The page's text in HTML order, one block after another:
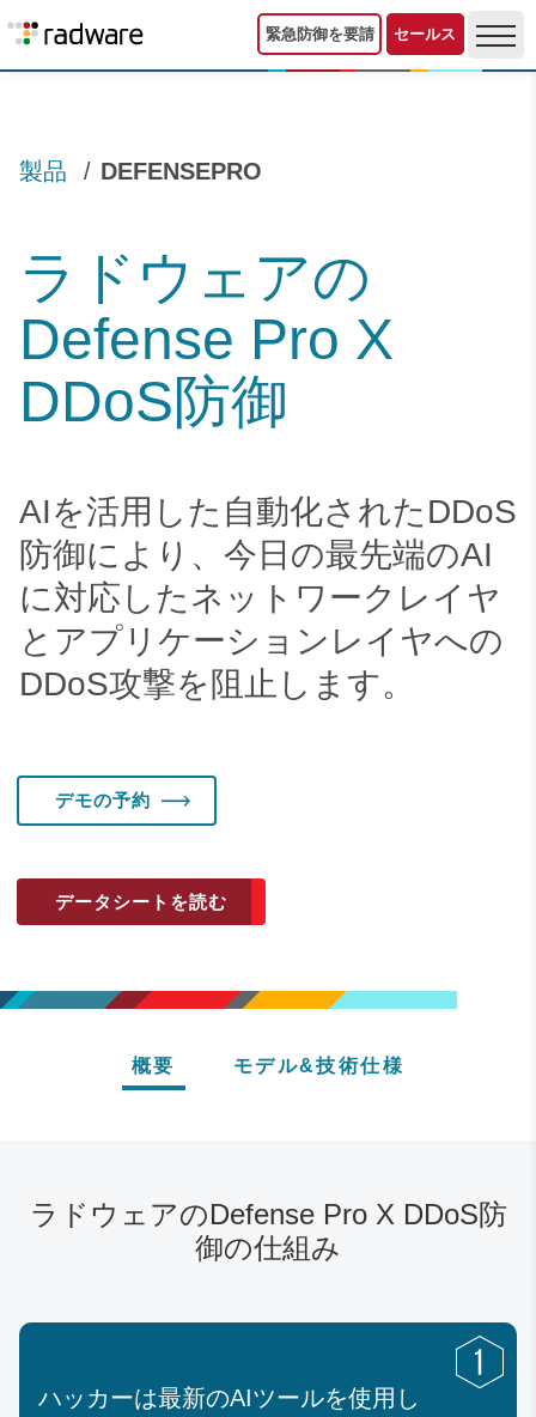
緊急防御を要請 セールス
製品 DEFENSEPRO
ラドウェアの
Defense Pro X
DDoS防御
AIを活用した自動化されたDDoS
防御により、今日の最先端のAI
に対応したネットワークレイヤ
とアプリケーションレイヤへの
DDoS攻撃を阻止します。
デモの予約
データシートを読む
概要 モデル&技術仕様
ラドウェアのDefense Pro X DDoS防
御の仕組み
ハッカーは最新のAIツールを使用し